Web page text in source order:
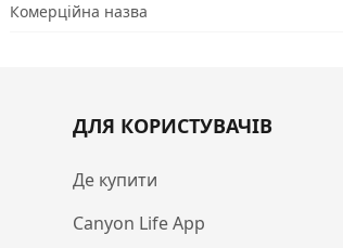
Комерційна назва
ДЛЯ КОРИСТУВАЧІВ
Де купити
Canyon Life App